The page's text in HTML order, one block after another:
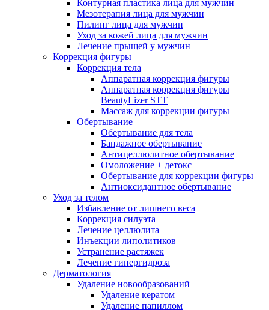
Контурная пластика лица для мужчин
Мезотерапия лица для мужчин
Пилинг лица для мужчин
Уход за кожей лица для мужчин
Лечение прыщей у мужчин
Коррекция фигуры
Коррекция тела
Аппаратная коррекция фигуры
Аппаратная коррекция фигуры
BeautyLizer STT
Массаж для коррекции фигуры
Обертывание
Обертывание для тела
Бандажное обертывание
Антицеллюлитное обертывание
Омоложение + детокс
Обертывание для коррекции фигуры
Антиоксидантное обертывание
Уход за телом
Избавление от лишнего веса
Коррекция силуэта
Лечение целлюлита
Инъекции липолитиков
Устранение растяжек
Лечение гипергидроза
Дерматология
Удаление новообразований
Удаление кератом
Удаление папиллом